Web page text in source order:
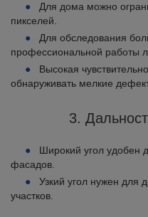
Для дома можно
пикселей.
Для обследования
профессиональной работы
Высокая
обнаруживать мелкие
3.
Широкий угол удобен
фасадов.
Узкий угол нужен для
участков.